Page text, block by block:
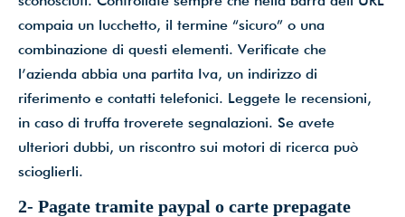
compaia un lucchetto, il termine “sicuro” o una
combinazione di questi elementi. Verificate che
l’azienda abbia una partita Iva, un indirizzo di
riferimento e contatti telefonici. Leggete le recensioni,
in caso di truffa troverete segnalazioni. Se avete
ulteriori dubbi, un riscontro sui motori di ricerca può
scioglierli.
2- Pagate tramite paypal o carte prepagate